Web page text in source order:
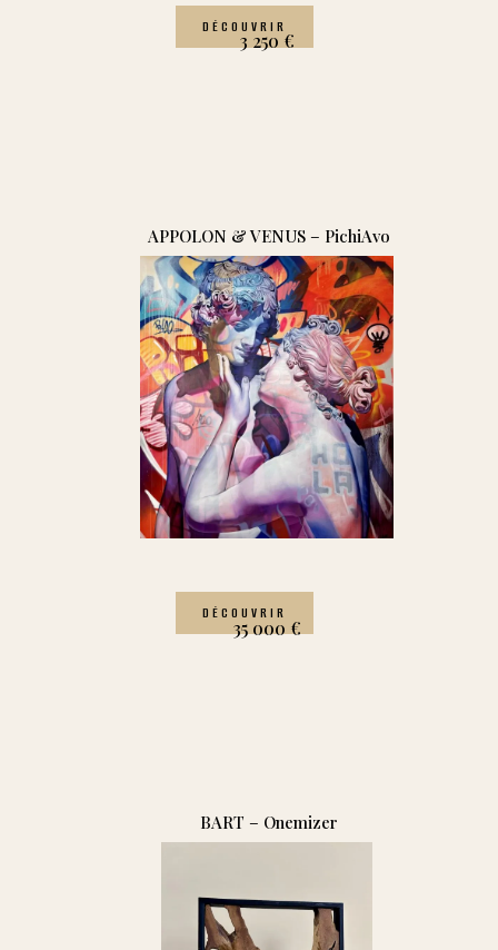
DÉCOUVRIR
3 250 €
APPOLON & VENUS – PichiAvo
DÉCOUVRIR
35 000 €
BART – Onemizer